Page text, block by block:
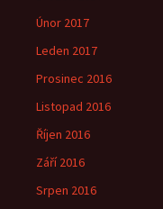
Únor 2017
Leden 2017
Prosinec 2016
Listopad 2016
Říjen 2016
Září 2016
Srpen 2016